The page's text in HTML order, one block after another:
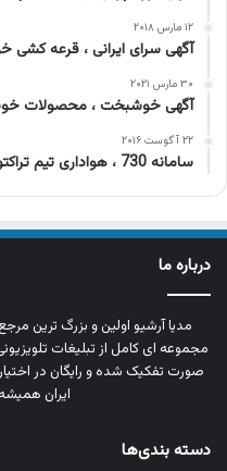
۱۲ مارس ۲۰۱۸
آگهی سرای ایرانی ، قرعه ‌کشی
۳۰ مارس ۲۰۲۱
آگهی خوشبخت ، محصولات
۲۲ آگوست ۲۰۱۶
سامانه 730 ، هواداری تیم تراکتورسازی
درباره ما
مدیا آرشیو اولین و بزرگ‌ ترین
مجموعه‌ ای کامل از تبلیغات
صورت تفکیک‌ شده و رایگان در
ایران
دسته بندی‌ها